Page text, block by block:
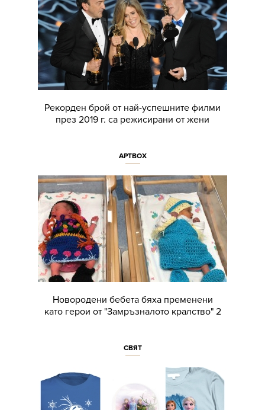
Рекорден брой от най-успешните филми
през 2019 г. са режисирани от жени
АРТBOX
Новородени бебета бяха пременени
като герои от "Замръзналото кралство" 2
СВЯТ